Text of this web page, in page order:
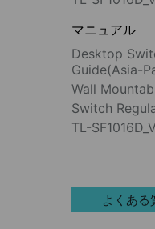
マニュアル
Desktop
Guide(Asia-
Wall
Switch
TL-
よくある